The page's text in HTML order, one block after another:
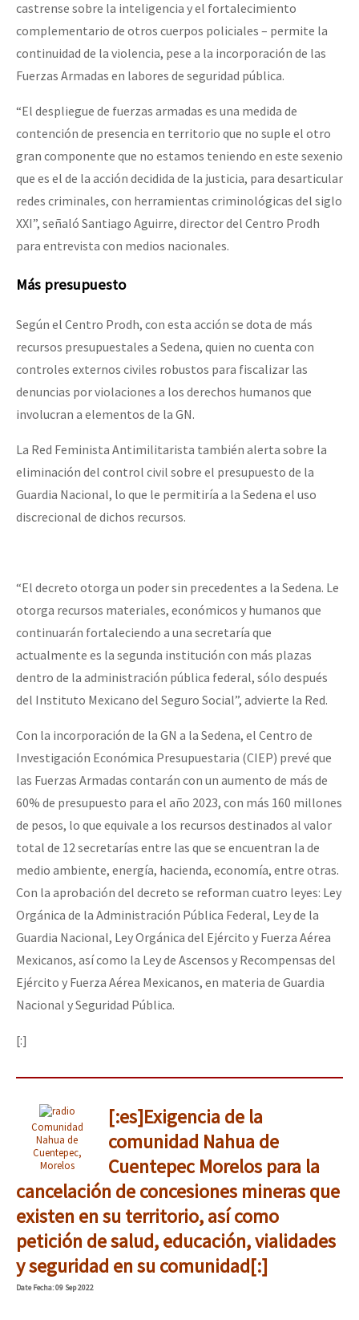
castrense sobre la inteligencia y el fortalecimiento
complementario de otros cuerpos policiales – permite la
continuidad de la violencia, pese a la incorporación de las
Fuerzas Armadas en labores de seguridad pública.
“El despliegue de fuerzas armadas es una medida de
contención de presencia en territorio que no suple el otro
gran componente que no estamos teniendo en este sexenio
que es el de la acción decidida de la justicia, para desarticular
redes criminales, con herramientas criminológicas del siglo
XXI”, señaló Santiago Aguirre, director del Centro Prodh
para entrevista con medios nacionales.
Más presupuesto
Según el Centro Prodh, con esta acción se dota de más
recursos presupuestales a Sedena, quien no cuenta con
controles externos civiles robustos para fiscalizar las
denuncias por violaciones a los derechos humanos que
involucran a elementos de la GN.
La Red Feminista Antimilitarista también alerta sobre la
eliminación del control civil sobre el presupuesto de la
Guardia Nacional, lo que le permitiría a la Sedena el uso
discrecional de dichos recursos.
“El decreto otorga un poder sin precedentes a la Sedena. Le
otorga recursos materiales, económicos y humanos que
continuarán fortaleciendo a una secretaría que
actualmente es la segunda institución con más plazas
dentro de la administración pública federal, sólo después
del Instituto Mexicano del Seguro Social”, advierte la Red.
Con la incorporación de la GN a la Sedena, el Centro de
Investigación Económica Presupuestaria (CIEP) prevé que
las Fuerzas Armadas contarán con un aumento de más de
60% de presupuesto para el año 2023, con más 160 millones
de pesos, lo que equivale a los recursos destinados al valor
total de 12 secretarías entre las que se encuentran la de
medio ambiente, energía, hacienda, economía, entre otras.
Con la aprobación del decreto se reforman cuatro leyes: Ley
Orgánica de la Administración Pública Federal, Ley de la
Guardia Nacional, Ley Orgánica del Ejército y Fuerza Aérea
Mexicanos, así como la Ley de Ascensos y Recompensas del
Ejército y Fuerza Aérea Mexicanos, en materia de Guardia
Nacional y Seguridad Pública.
[:]
Comunidad
Nahua de
Cuentepec,
Morelos
[:es]Exigencia de la
comunidad Nahua de
Cuentepec Morelos para la
cancelación de concesiones mineras que
existen en su territorio, así como
petición de salud, educación, vialidades
y seguridad en su comunidad[:]
DateFecha: 09 Sep 2022